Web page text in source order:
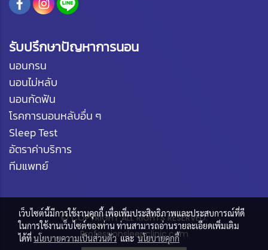
รับปรึกษาปัญหาการนอน
นอนกรน
นอนไม่หลับ
นอนกัดฟัน
โรคการนอนหลับอื่น ๆ
Sleep Test
อัตราค่าบริการ
ทีมแพทย์
©COPYRIGHT ALL RIGHTS RESERVED.
Professionsleepclinic.com
เว็บไซต์นี้มีการใช้งานคุกกี้ เพื่อเพิ่มประสิทธิภาพและประสบการณ์ที่ดี
ในการใช้งานเว็บไซต์ของท่าน ท่านสามารถอ่านรายละเอียดเพิ่มเติม
ได้ที่นโยบายความเป็นส่วนตัวและนโยบายคุกกี้